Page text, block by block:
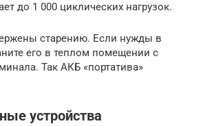
до 1 000 циклических нагрузок.
старению. Если нужды в
его в теплом помещении с
Так АКБ «портатива»
устройства